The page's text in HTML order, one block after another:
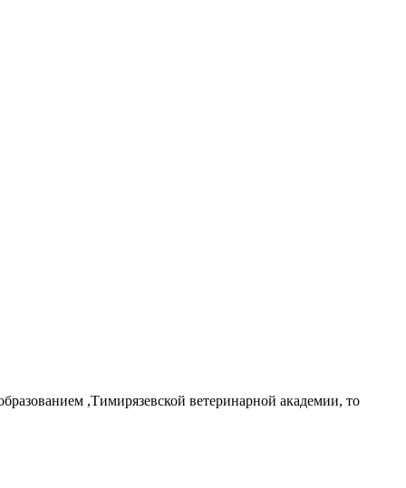
,Тимирязевской ветеринарной академии, то